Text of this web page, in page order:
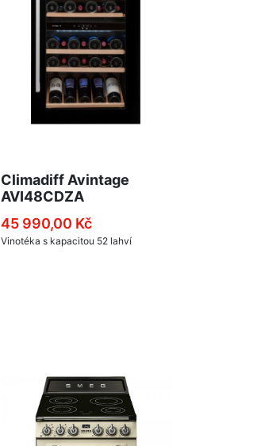
Climadiff Avintage
AVI48CDZA
45 990,00 Kč
Vinotéka s kapacitou 52 lahví